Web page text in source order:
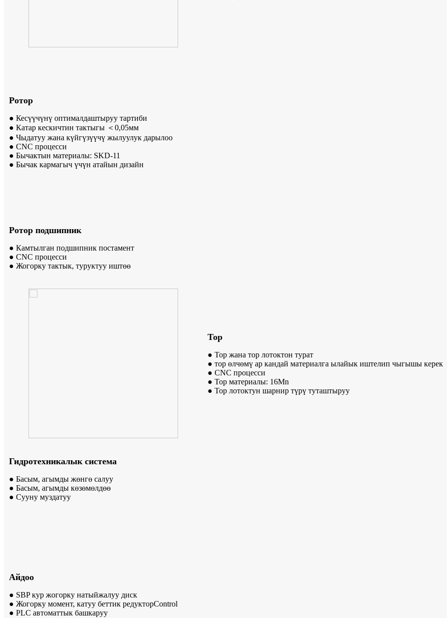
Ротор
● Кесүүчүнү оптималдаштыруу тартиби
● Катар кескичтин тактыгы ＜0,05мм
● Чыдатуу жана күйгүзүүчү жылуулук дарылоо
● CNC процесси
● Бычактын материалы: SKD-11
● Бычак кармагыч үчүн атайын дизайн
Ротор подшипник
● Камтылган подшипник постамент
● CNC процесси
● Жогорку тактык, туруктуу иштөө
Тор
● Тор жана тор лотоктон турат
● тор өлчөмү ар кандай материалга ылайык иштелип чыгышы керек
● CNC процесси
● Тор материалы: 16Mn
● Тор лотоктун шарнир түрү туташтыруу
Гидротехникалык система
● Басым, агымды жөнгө салуу
● Басым, агымды көзөмөлдөө
● Сууну муздатуу
Айдоо
● SBP кур жогорку натыйжалуу диск
● Жогорку момент, катуу беттик редукторControl
● PLC автоматтык башкаруу